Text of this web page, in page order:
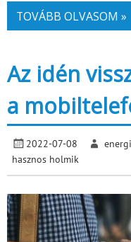
TOVÁBB OLVASOM »
Az idén
a
2022-07-08
hasznos holmik